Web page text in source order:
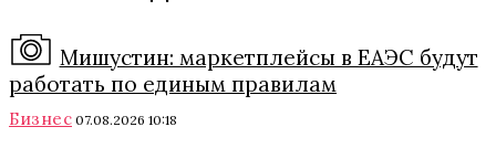
Мишустин: маркетплейсы в ЕАЭС будут
работать по единым правилам
Бизнес 07.08.2026 10:18